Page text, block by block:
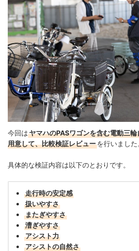
今回はヤマハのPASワゴンを含む電動三
用意して、比較検証レビューを行いました
具体的な検証内容は以下のとおりです。
走行時の安定感
扱いやすさ
またぎやすさ
漕ぎやすさ
アシスト力
アシストの自然さ